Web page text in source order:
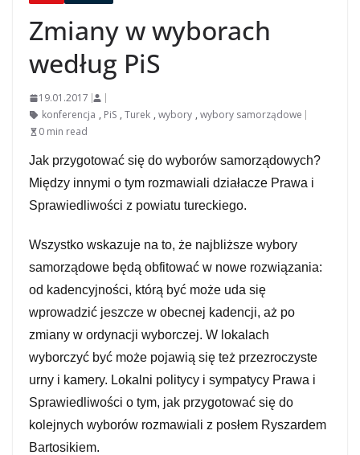
Zmiany w wyborach
według PiS
19.01.2017
konferencja , PiS , Turek , wybory , wybory samorządowe
0 min read
Jak przygotować się do wyborów samorządowych?
Między innymi o tym rozmawiali działacze Prawa i
Sprawiedliwości z powiatu tureckiego.
Wszystko wskazuje na to, że najbliższe wybory
samorządowe będą obfitować w nowe rozwiązania:
od kadencyjności, którą być może uda się
wprowadzić jeszcze w obecnej kadencji, aż po
zmiany w ordynacji wyborczej. W lokalach
wyborczyć być może pojawią się też przezroczyste
urny i kamery. Lokalni politycy i sympatycy Prawa i
Sprawiedliwości o tym, jak przygotować się do
kolejnych wyborów rozmawiali z posłem Ryszardem
Bartosikiem.